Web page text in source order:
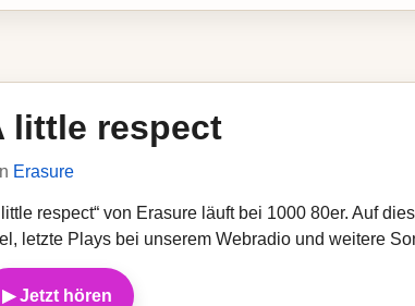
little respect
Erasure
little respect“ von Erasure läuft bei 1000 80er. Auf
letzte Plays bei unserem Webradio und weitere
▶ Jetzt hören